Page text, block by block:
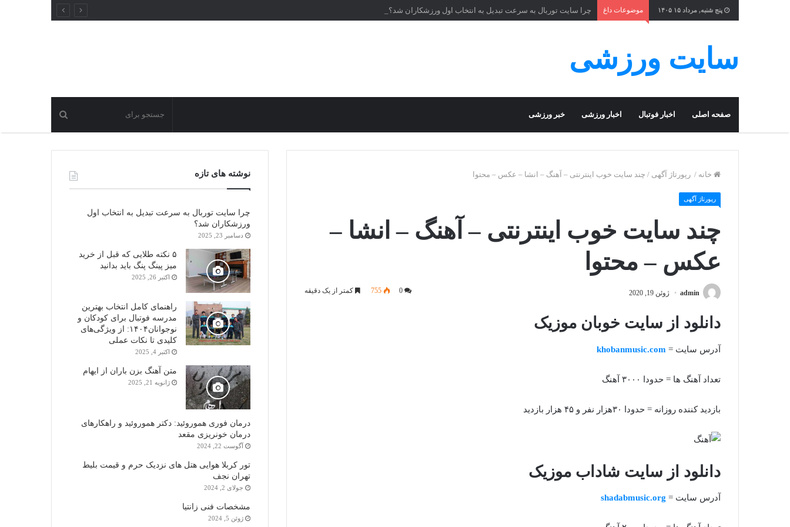
پنج شنبه, مرداد ۱۵ ۱۴۰۵ موضوعات داغ چرا سایت توربال به ‌سرعت تبدیل به انتخاب اول ورزشکاران شد؟
سایت ورزشی
صفحه اصلی اخبار فوتبال اخبار ورزشی خبر ورزشی
خانه / رپورتاژ آگهی / چند سایت خوب اینترنتی – آهنگ – انشا – عکس – محتوا
رپورتاژ آگهی
چند سایت خوب اینترنتی – آهنگ – انشا –
عکس – محتوا
admin ژوئن 19, 2020 755 کمتر از یک دقیقه
دانلود از سایت خوبان موزیک
آدرس سایت = khobanmusic.com
تعداد آهنگ ها = حدودا ۳۰۰۰ آهنگ
بازدید کننده روزانه = حدودا ۳۰هزار نفر و ۴۵ هزار بازدید
دانلود از سایت شاداب موزیک
آدرس سایت = shadabmusic.org
نوشته های تازه
چرا سایت توربال به ‌سرعت تبدیل به انتخاب اول
ورزشکاران شد؟
دسامبر 23, 2025
۵ نکته طلایی که قبل از خرید
میز پینگ پنگ باید بدانید
اکتبر 26, 2025
راهنمای کامل انتخاب بهترین
مدرسه فوتبال برای کودکان و
نوجوانان۱۴۰۴: از ویژگی‌های
کلیدی تا نکات عملی
اکتبر 4, 2025
متن آهنگ بزن باران از ایهام
ژانویه 21, 2025
درمان فوری هموروئید: دکتر هموروئید و راهکارهای
درمان خونریزی مقعد
آگوست 22, 2024
تور کربلا هوایی هتل های نزدیک حرم و قیمت بلیط
تهران نجف
جولای 2, 2024
مشخصات فنی زانتیا
ژوئن 5, 2024